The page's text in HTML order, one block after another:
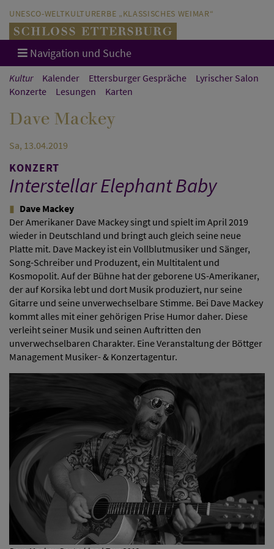
UNESCO-WELTKULTURERBE „KLASSISCHES WEIMAR“
Navigation und Suche
Kultur Kalender Ettersburger Gespräche
Lyrischer Salon
Konzerte
Lesungen Karten
Dave Mackey
Sa, 13.04.2019
KONZERT
Interstellar Elephant Baby
Dave Mackey
Der Amerikaner Dave Mackey singt und spielt im April 2019
wieder in Deutschland und bringt auch gleich seine neue
Platte mit. Dave Mackey ist ein Vollblutmusiker und Sänger,
Song-Schreiber und Produzent, ein Multitalent und
Kosmopolit. Auf der Bühne hat der geborene US-Amerikaner,
der auf Korsika lebt und dort Musik produziert, nur seine
Gitarre und seine unverwechselbare Stimme. Bei Dave Mackey
kommt alles mit einer gehörigen Prise Humor daher. Diese
verleiht seiner Musik und seinen Auftritten den
unverwechselbaren Charakter. Eine Veranstaltung der Böttger
Management Musiker- & Konzertagentur.